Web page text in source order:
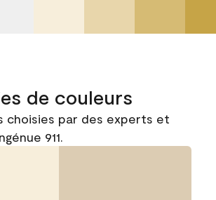
de couleurs
choisies par des experts et
911.